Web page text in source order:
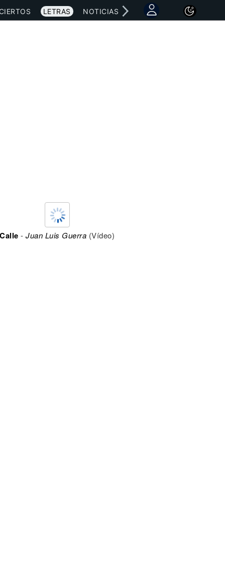
LETRAS NOTICIAS
-Juan Luis Guerra (Vídeo)